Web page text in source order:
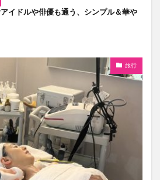
イドルや俳優も通う、シンプル＆華や
旅行